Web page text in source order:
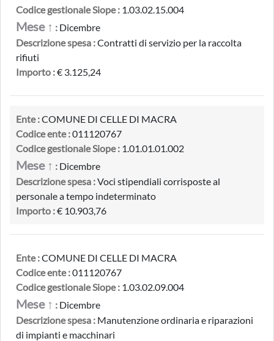
Codice gestionale Siope : 1.03.02.15.004
Mese ↑ : Dicembre
Descrizione spesa :Contratti di servizio per la raccolta
rifiuti
Importo :€ 3.125,24
Ente :COMUNE DI CELLE DI MACRA
Codice ente :011120767
Codice gestionale Siope : 1.01.01.01.002
Mese ↑ : Dicembre
Descrizione spesa :Voci stipendiali corrisposte al
personale a tempo indeterminato
Importo :€ 10.903,76
Ente :COMUNE DI CELLE DI MACRA
Codice ente :011120767
Codice gestionale Siope : 1.03.02.09.004
Mese ↑ : Dicembre
Descrizione spesa : Manutenzione ordinaria e riparazioni
di impianti e macchinari